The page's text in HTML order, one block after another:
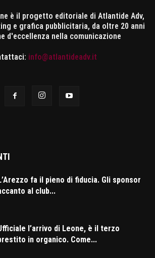
è il progetto editoriale di Atlantide Adv,
e grafica pubblicitaria, da oltre 20 anni
d'eccellenza nella comunicazione
info@atlantideadv.it
fa il pieno di fiducia. Gli sponsor
al club...
l’arrivo di Leone, è il terzo
in organico. Come...